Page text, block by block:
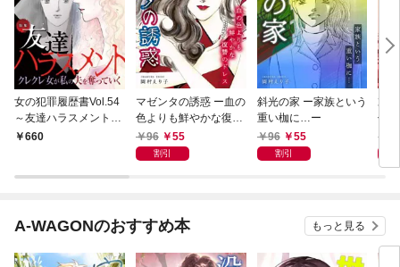
女の犯罪履歴書Vol.54
～友達ハラスメントー
クレクレ女が私の夫を
660
マゼンタの誘惑 ー血の
色よりも鮮やかな復讐
のドレスー
96 55
割引
斜光の家 ー家族という
重い枷に…ー
96
55
割引
鳩
係
A-WAGONのおすすめ本 もっと見る